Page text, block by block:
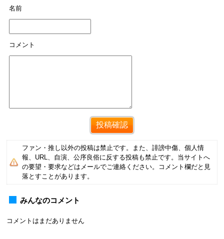
名前
コメント
ファン・推し以外の投稿は禁止です。また、誹謗中傷、個人情
報、URL、自演、公序良俗に反する投稿も禁止です。当サイトへ
の要望・要求などはメールでご連絡ください。コメント欄だと見
落とすことがあります。
みんなのコメント
コメントはまだありません